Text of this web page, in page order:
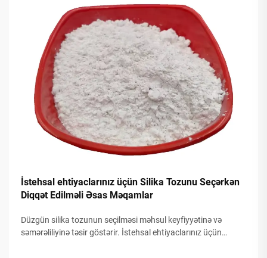
İstehsal ehtiyaclarınız üçün Silika Tozunu Seçərkən
Diqqət Edilməli Əsas Məqamlar
Düzgün silika tozunun seçilməsi məhsul keyfiyyətinə və
səmərəliliyinə təsir göstərir. İstehsal ehtiyaclarınız üçün